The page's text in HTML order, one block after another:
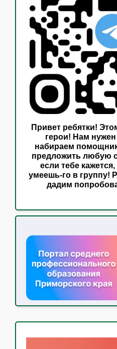
Привет ребятки!
герои! Нам
набираем
предложить любую
если тебе
умеешь-го в группу!
дадим